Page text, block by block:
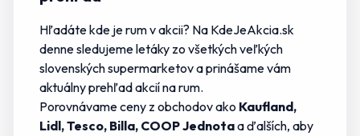
Hľadátekde je rum v akcii? Na KdeJeAkcia.sk
denne sledujeme letáky zo všetkých veľkých
slovenských supermarketov a prinášame vám
aktuálny prehľad akcií narum.
Porovnávame ceny z obchodov ako Kaufland,
Lidl, Tesco, Billa, COOP Jednotaa ďalších, aby